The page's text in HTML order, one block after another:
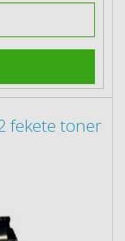
fekete toner